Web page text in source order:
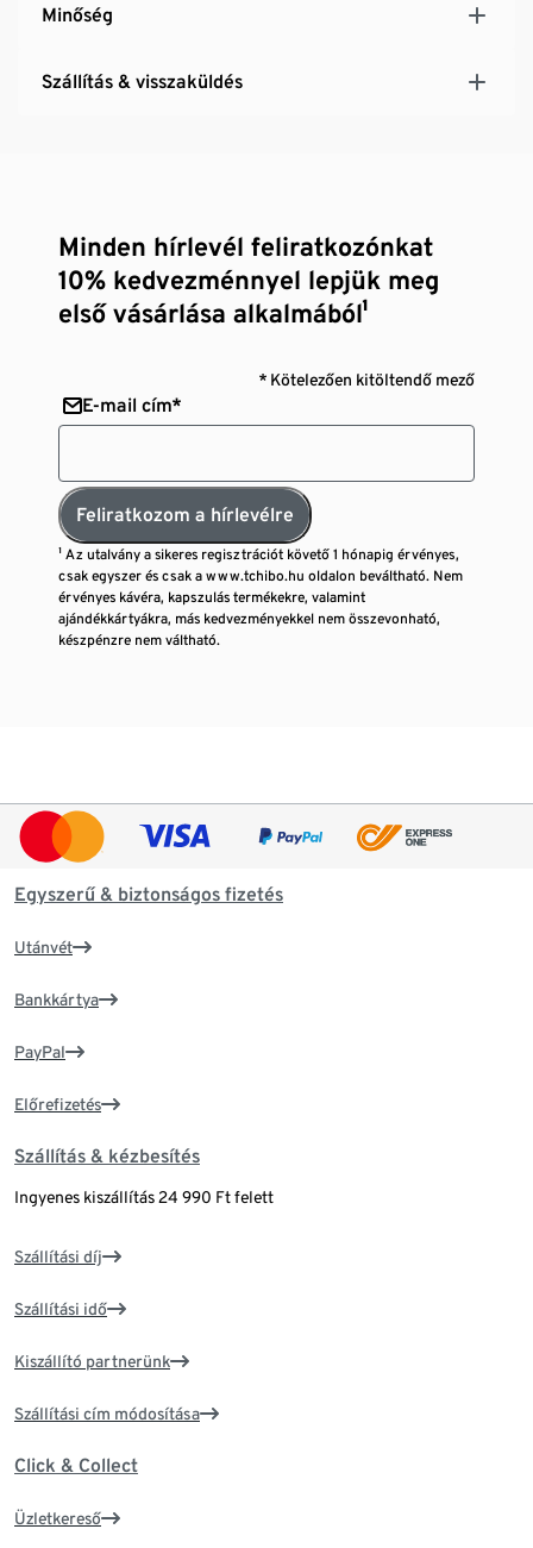
Minőség
Szállítás & visszaküldés
Minden hírlevél feliratkozónkat
10% kedvezménnyel lepjük meg
első vásárlása alkalmából¹
* Kötelezően kitöltendő mező
E-mail cím*
Feliratkozom a hírlevélre
¹ Az utalvány a sikeres regisztrációt követő 1 hónapig érvényes,
csak egyszer és csak a www.tchibo.hu oldalon beváltható. Nem
érvényes kávéra, kapszulás termékekre, valamint
ajándékkártyákra, más kedvezményekkel nem összevonható,
készpénzre nem váltható.
Egyszerű & biztonságos fizetés
Utánvét
Bankkártya
PayPal
Előrefizetés
Szállítás & kézbesítés
Ingyenes kiszállítás 24 990 Ft felett
Szállítási díj
Szállítási idő
Kiszállító partnerünk
Szállítási cím módosítása
Click & Collect
Üzletkereső